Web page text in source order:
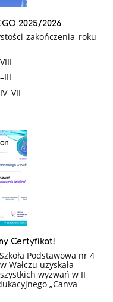
2025/2026
zakończenia roku
Certyfikat!
Podstawowa nr 4
Wałczu uzyskała
wyzwań w II
„Canva